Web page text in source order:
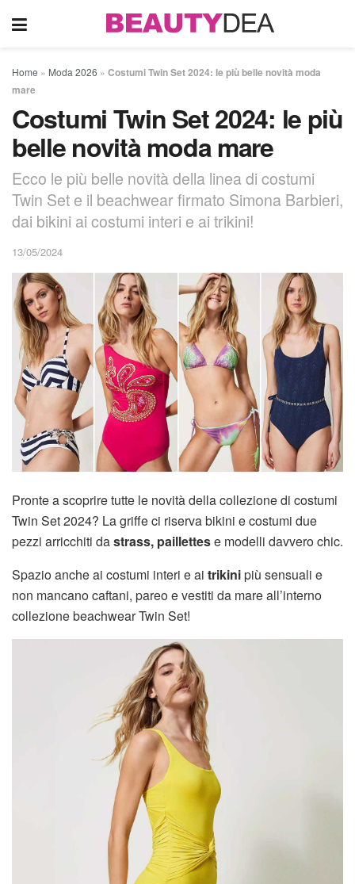
Home » Moda 2026 » Costumi Twin Set 2024: le più belle novità moda
mare
Costumi Twin Set 2024: le più
belle novità moda mare
Ecco le più belle novità della linea di costumi
Twin Set e il beachwear firmato Simona Barbieri,
dai bikini ai costumi interi e ai trikini!
13/05/2024
Pronte a scoprire tutte le novità della collezione di costumi
Twin Set 2024? La griffe ci riserva bikini e costumi due
pezzi arricchiti dastrass, paillettese modelli davvero chic.
Spazio anche ai costumi interi e ai trikinipiù sensuali e
non mancano caftani, pareo e vestiti da mare all’interno
collezione beachwear Twin Set!